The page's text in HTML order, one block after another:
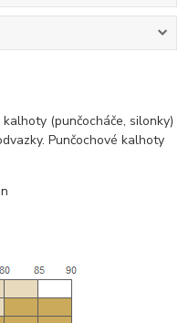
(punčocháče, silonky)
Punčochové kalhoty